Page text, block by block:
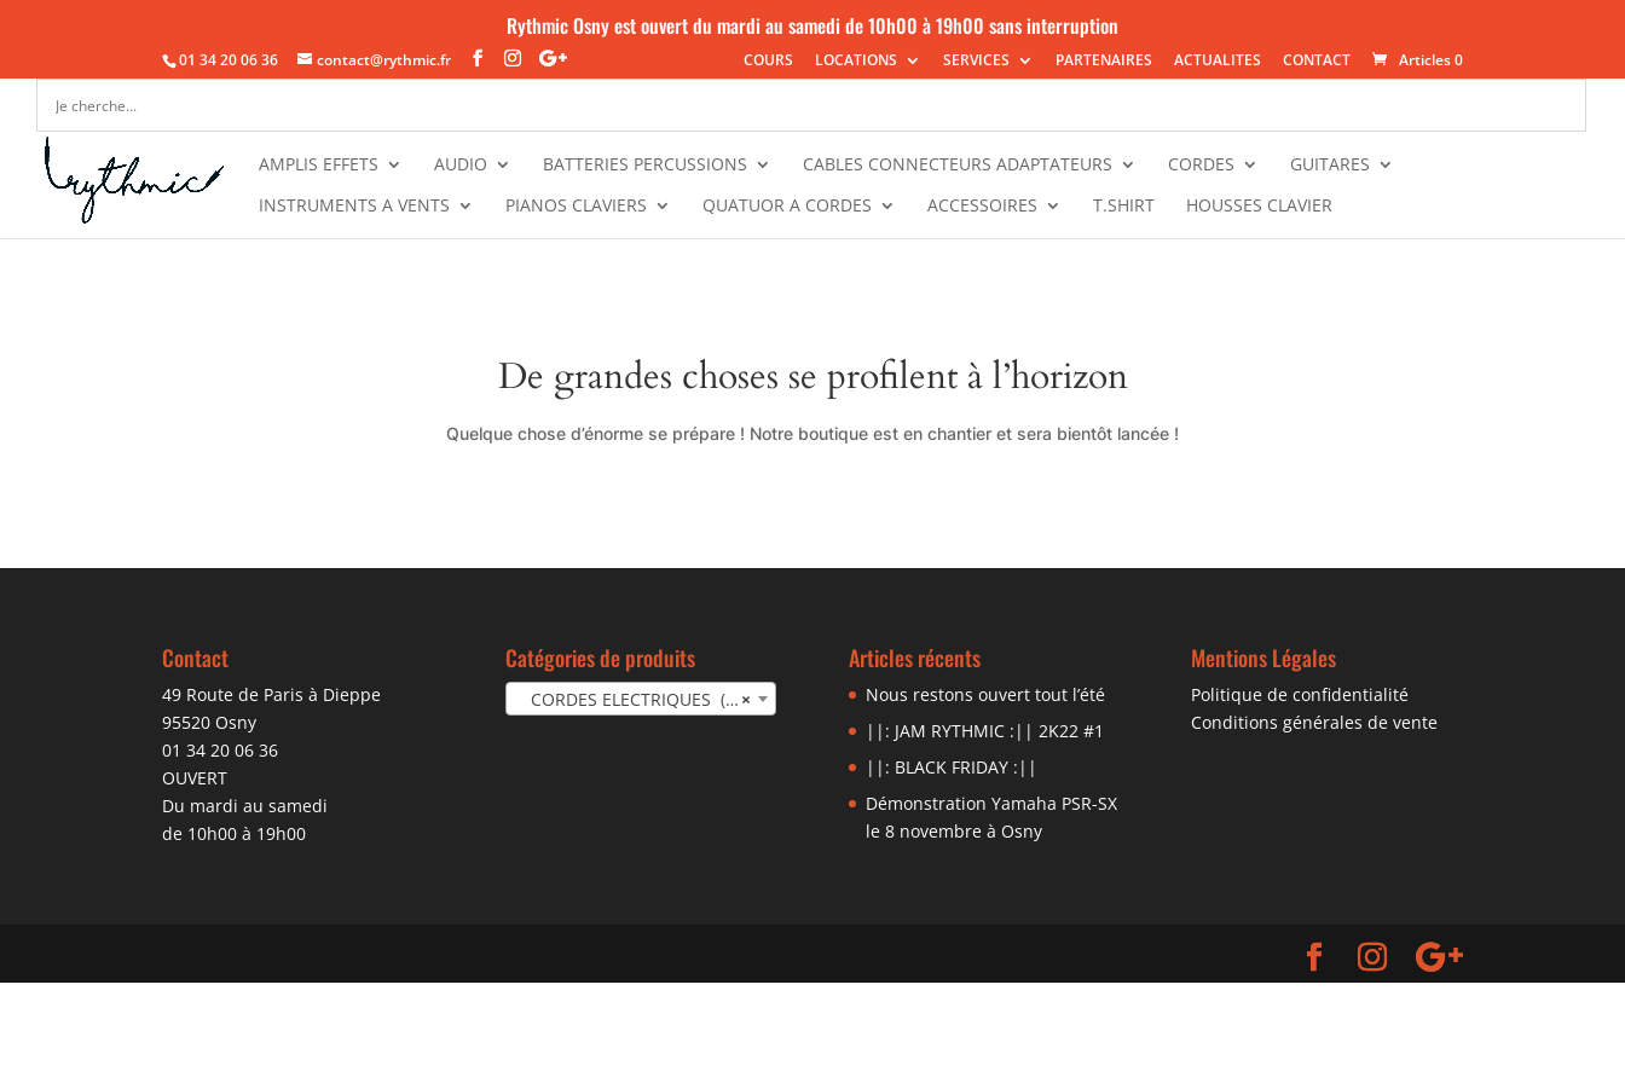
Rythmic Osny est ouvert du mardi au samedi de 10h00 à 19h00 sans interruption
01 34 20 06 36 contact@rythmic.fr COURS LOCATIONS SERVICES PARTENAIRES ACTUALITES CONTACT Articles 0
AMPLIS EFFETS AUDIO BATTERIES PERCUSSIONS CABLES CONNECTEURS ADAPTATEURS CORDES
GUITARES
INSTRUMENTS A VENTS
PIANOS CLAVIERS QUATUOR A CORDES ACCESSOIRES T.SHIRT HOUSSES CLAVIER
De grandes choses se profilent à l’horizon
Quelque chose d’énorme se prépare ! Notre boutique est en chantier et sera bientôt lancée !
Contact
49 Route de Paris à Dieppe
95520 Osny
01 34 20 06 36
OUVERT
Du mardi au samedi
de 10h00 à 19h00
Catégories de produits
×
CORDES ELECTRIQUES (206)
Articles récents
Nous restons ouvert tout l’été
||: JAM RYTHMIC :|| 2K22 #1
||: BLACK FRIDAY :||
Démonstration Yamaha PSR-SX
le 8 novembre à Osny
Mentions Légales
Politique de confidentialité
Conditions générales de vente